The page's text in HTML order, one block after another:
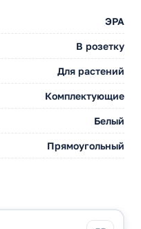
ЭРА
В розетку
Для растений
Комплектующие
Белый
Прямоугольный